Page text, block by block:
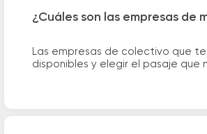
¿Cuáles son las empresas de
Las empresas de colectivo que
disponibles y elegir el pasaje